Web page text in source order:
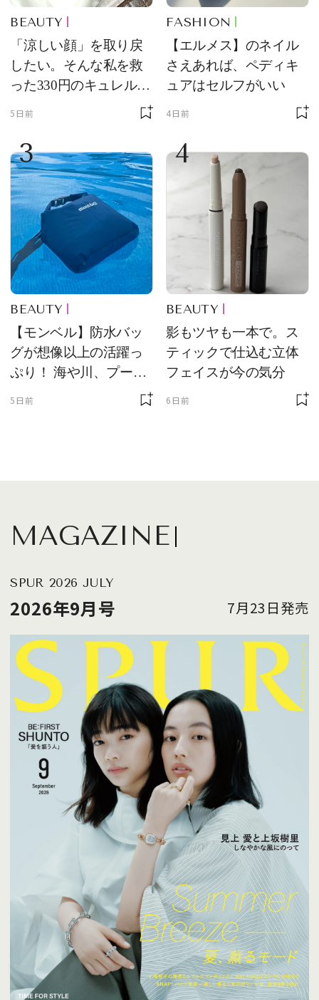
BEAUTY
「涼しい顔」を取り戻
したい。そんな私を救
った330円のキュレル名
5日前
FASHION
【エルメス】のネイル
さえあれば、ペディキ
ュアはセルフがいい
4日前
3
BEAUTY
【モンベル】防水バッ
グが想像以上の活躍っ
ぷり！ 海や川、プール
5日前
4
BEAUTY
影もツヤも一本で。ス
ティックで仕込む立体
フェイスが今の気分
6日前
MAGAZINE
SPUR 2026 JULY
2026年9月号 7月23日発売